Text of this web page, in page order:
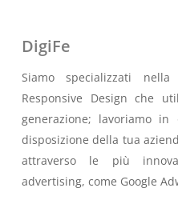
DigiFe
Siamo specializzati
Responsive Design che
generazione; lavoriamo in
disposizione della tua
attraverso le più
advertising, come Google